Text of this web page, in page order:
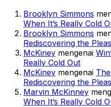
Brooklyn Simmons
When It’s Really Cold
Brooklyn Simmons
Rediscovering the
McKiney mengenai
Really Cold Out
McKiney mengenai
Rediscovering the
Marvin McKinney
When It’s Really Cold